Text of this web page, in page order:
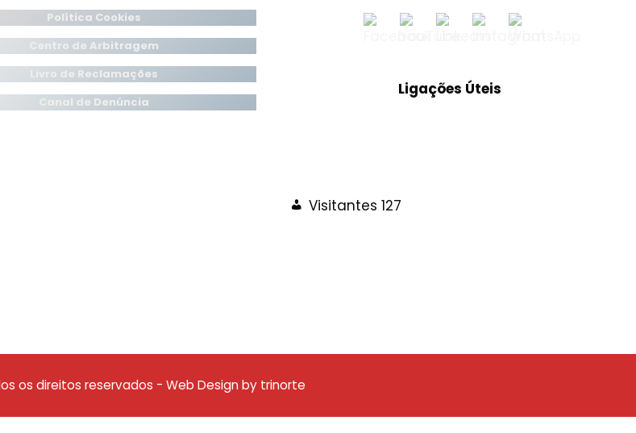
Política Cookies
Centro de Arbitragem
Livro de Reclamações
Canal de Denúncia
Ligações Úteis
Visitantes 127
os direitos reservados - Web Design by trinorte